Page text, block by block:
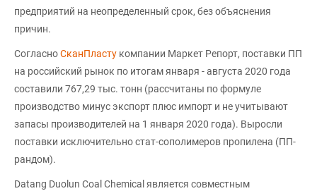
предприятий на неопределенный срок, без объяснения
причин.
СогласноСканПласту компании Маркет Репорт, поставки ПП
на российский рынок по итогам января - августа 2020 года
составили 767,29 тыс. тонн (рассчитаны по формуле
производство минус экспорт плюс импорт и не учитывают
запасы производителей на 1 января 2020 года). Выросли
поставки исключительно стат-сополимеров пропилена (ПП-
рандом).
Datang Duolun Coal Chemical является совместным